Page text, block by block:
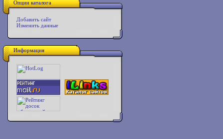
Опции каталога
Добавить сайт
Изменить данные
Информация